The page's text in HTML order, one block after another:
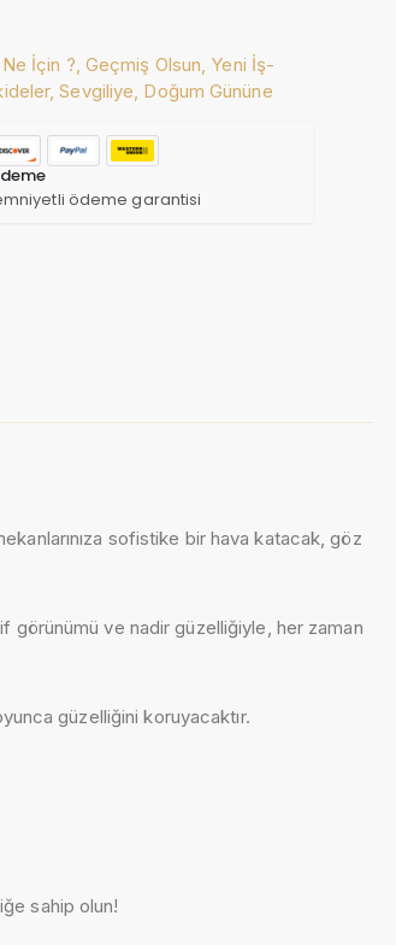
Ne İçin ?, Geçmiş Olsun, Yeni İş-
Sevgiliye, Doğum Gününe
ödeme garantisi
sofistike bir hava katacak, göz
görünümü ve nadir güzelliğiyle, her zaman
güzelliğini koruyacaktır.
sahip olun!